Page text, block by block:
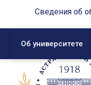
Сведения об
Об университете